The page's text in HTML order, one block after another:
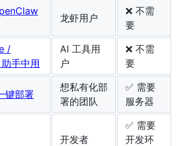
龙虾用户
❌ 不需
要
/
手中用
AI 工具用
户
❌ 不需
要
部署
想私有化部
署的团队
✅ 需要
服务器
开发者
✅ 需要
开发环